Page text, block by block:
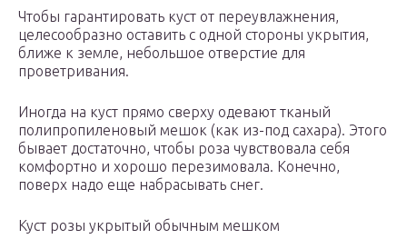
Чтобы гарантировать куст от переувлажнения,
целесообразно оставить с одной стороны укрытия,
ближе к земле, небольшое отверстие для
проветривания.
Иногда на куст прямо сверху одевают тканый
полипропиленовый мешок (как из-под сахара). Этого
бывает достаточно, чтобы роза чувствовала себя
комфортно и хорошо перезимовала. Конечно,
поверх надо еще набрасывать снег.
Куст розы укрытый обычным мешком